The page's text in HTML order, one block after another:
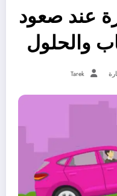
عند صعود
والحلول
Tarek